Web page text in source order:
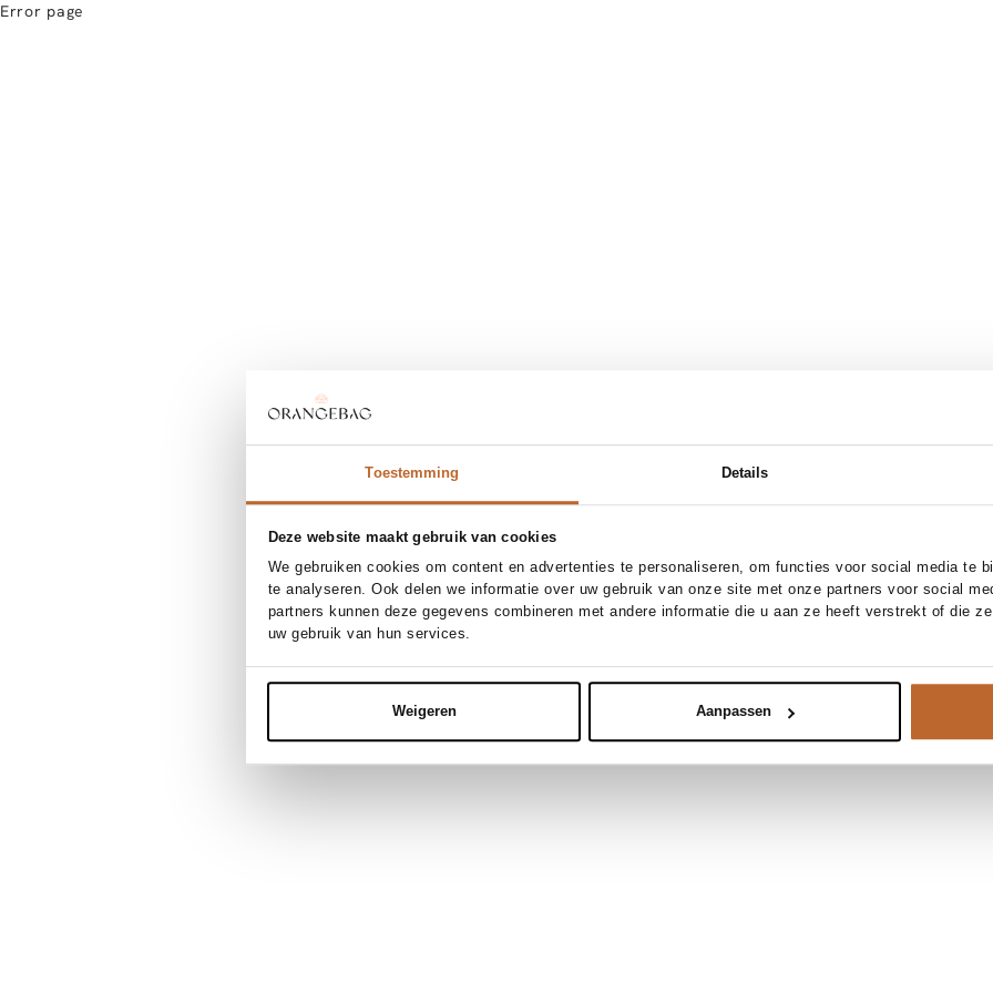
Toestemming Details
Deze website maakt gebruik van cookies
We gebruiken cookies om content en advertenties te personaliseren, om functies voor social media te
te analyseren. Ook delen we informatie over uw gebruik van onze site met onze partners voor social
partners kunnen deze gegevens combineren met andere informatie die u aan ze heeft verstrekt of die
uw gebruik van hun services.
Weigeren Aanpassen
Error page